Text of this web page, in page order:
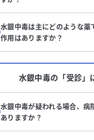
水銀中毒は主にどのような薬
作用はありますか？
水銀中毒の「受診」
水銀中毒が疑われる場合、病
ありますか？